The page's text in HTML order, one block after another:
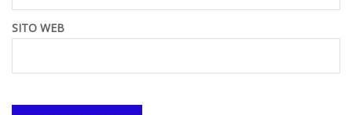
SITO WEB